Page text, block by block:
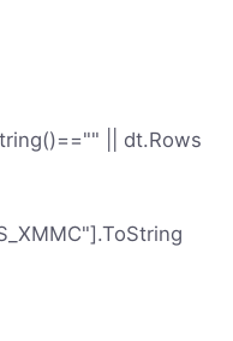
|| dt.Rows